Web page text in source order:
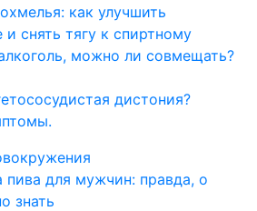
как улучшить
и снять тягу к спиртному
можно ли совмещать?
дистония?
пива для мужчин: правда, о
знать